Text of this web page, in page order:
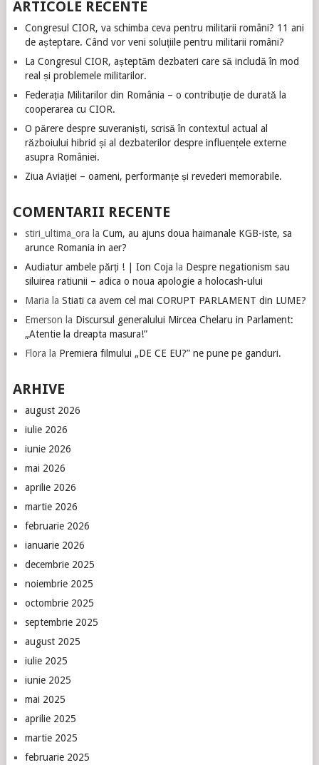
ARTICOLE RECENTE
Congresul CIOR, va schimba ceva pentru militarii români? 11 ani
de așteptare. Când vor veni soluțiile pentru militarii români?
La Congresul CIOR, așteptăm dezbateri care să includă în mod
real și problemele militarilor.
Federația Militarilor din România – o contribuție de durată la
cooperarea cu CIOR.
O părere despre suveraniști, scrisă în contextul actual al
războiului hibrid și al dezbaterilor despre influențele externe
asupra României.
Ziua Aviației – oameni, performanțe și revederi memorabile.
COMENTARII RECENTE
stiri_ultima_ora la Cum, au ajuns doua haimanale KGB-iste, sa
arunce Romania in aer?
Audiatur ambele părți ! | Ion Coja la Despre negationism sau
siluirea ratiunii – adica o noua apologie a holocash-ului
Maria la Stiati ca avem cel mai CORUPT PARLAMENT din LUME?
Emerson la Discursul generalului Mircea Chelaru in Parlament:
„Atentie la dreapta masura!”
Flora la Premiera filmului „DE CE EU?” ne pune pe ganduri.
ARHIVE
august 2026
iulie 2026
iunie 2026
mai 2026
aprilie 2026
martie 2026
februarie 2026
ianuarie 2026
decembrie 2025
noiembrie 2025
octombrie 2025
septembrie 2025
august 2025
iulie 2025
iunie 2025
mai 2025
aprilie 2025
martie 2025
februarie 2025